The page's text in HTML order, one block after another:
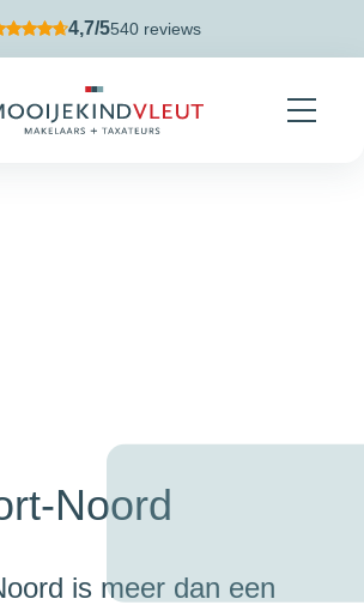
4,7/5540 reviews
Noord
is meer dan een